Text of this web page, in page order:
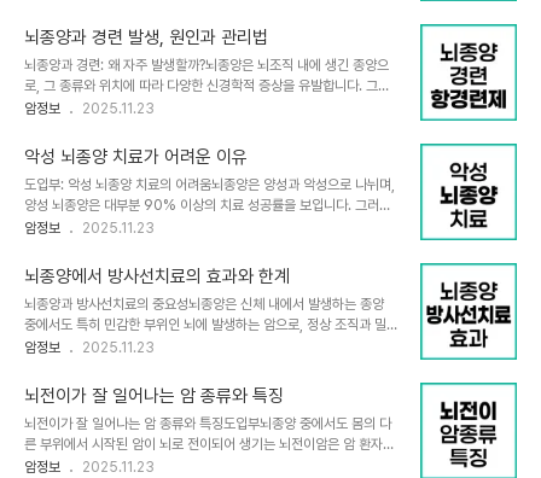
사지 마비의 특징마비가 점차 심해지고 반복적..
스럽지 않은 경우가 많아 도전적인 분야입니다.뇌는 단단한 두개골 안
에서 뇌척수액에 떠있는 구조이며, 종양이 퍼질 때 이를 막아줄 확실한
방어막이 없습니다. 이는 종양세포가 뇌 전체로 퍼질 수 있다는 뜻이
며, 종양이 발견될 때 이미 여러 부위로 전이된 경우가 빈번합니다. 또
한 위암과 달리 주변 정상뇌조직까지 넉넉히 절제할 수 없기 때문에 완
뇌종양 치료에서 가장 기본이자 가장..
뇌종양과 경련 발생, 원인과 관리법
뇌종양과 경련: 왜 자주 발생할까?뇌종양은 뇌조직 내에 생긴 종양으
로, 그 종류와 위치에 따라 다양한 신경학적 증상을 유발합니다. 그중
에서도 경련, 즉 발작은 뇌종양 환자들에게서 빈번히 나타나는 중요한
구 근처에 종양이 위치할 경우 경련 발생 빈도가 높아집니다. 반면, 시
상부나 후두개와부에 생긴 종양은 경련 유발 빈도가 상대적으로 낮습
니다. 이처럼 뇌종양과 경련은 종양의 위치와 종류에 큰 영향을 받으
며, 환자의 약 절반은 국소 발작을, 나머지는 전신 발작을 경험하게 됩
니다.뇌종양으로 인한 경련의 발생 기전뇌종양 주위 뇌 조직에는 대개
신경 세포에 직접 손상을 주거나 ..
암정보 2025.11.23
악성 뇌종양 치료가 어려운 이유
도입부: 악성 뇌종양 치료의 어려움뇌종양은 양성과 악성으로 나뉘며,
양성 뇌종양은 대부분 90% 이상의 치료 성공률을 보입니다. 그러나
악성 뇌종양, 특히 교모세포종과 같은 고도로 악성인 신경교종은 치료
악성 뇌종양은 치료가 어려운지, 그 이유와 치료 과정에서의 도전 과제
를 다양한 측면에서 살펴보겠습니다.악성 뇌종양의 특징과 치료 어려
움악성 뇌종양은 주변 뇌 조직으로 깊게 침투하는 특성이 있습니다. 자
기공명영상(MRI)에서 관찰되는 종양 덩어리 외에, 영상에 잡히지 않
는 미세한 종양세포가 뇌 주변으로 확산되어 있어 수술만으로 완전 제
며, 예측 가능한 여유 마진을 확보해 ..
암정보 2025.11.23
뇌종양에서 방사선치료의 효과와 한계
뇌종양과 방사선치료의 중요성뇌종양은 신체 내에서 발생하는 종양
중에서도 특히 민감한 부위인 뇌에 발생하는 암으로, 정상 조직과 밀접
히 연관되어 있어 치료가 어려운 편입니다. 수술이 어려운 경우 방사선
제하고 생존 기간을 연장하는 데 기여합니다. 특히 DNA 손상을 통한
암세포 사멸 메커니즘은 방사선치료의 핵심입니다.방사선치료의 원리
방사선치료는 전리방사선을 이용해 암세포 내의 DNA 이중 가닥을 끊
어 세포 분열과 단백질 합성을 방해합니다. 암세포는 정상세포보다 빠
른 증식과 대사 활동을 하기에 방사선에 더 취약하지만, 정상 뇌조직
암정보 2025.11.23
뇌전이가 잘 일어나는 암 종류와 특징
뇌전이가 잘 일어나는 암 종류와 특징도입부뇌종양 중에서도 몸의 다
른 부위에서 시작된 암이 뇌로 전이되어 생기는 뇌전이암은 암 환자에
게서 매우 흔하게 나타나는 심각한 합병증입니다. 뇌에 암 세포가 전이
암정보 2025.11.23